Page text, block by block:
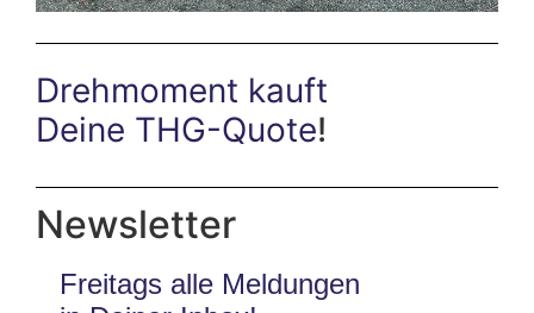
Drehmoment kauft
Deine THG-Quote!
Newsletter
Freitags alle Meldungen